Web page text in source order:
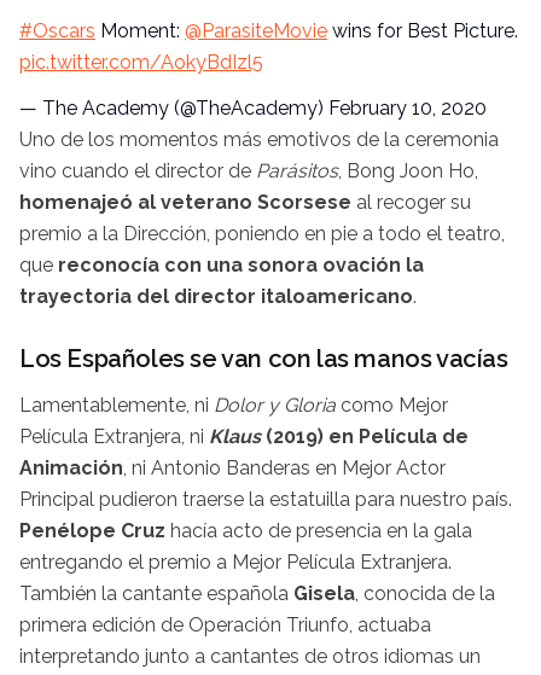
#Oscars Moment: @ParasiteMovie wins for Best Picture.
pic.twitter.com/AokyBdIzl5
— The Academy (@TheAcademy) February 10, 2020
Uno de los momentos más emotivos de la ceremonia
vino cuando el director de Parásitos, Bong Joon Ho,
homenajeó al veterano Scorsese al recoger su
premio a la Dirección, poniendo en pie a todo el teatro,
que reconocía con una sonora ovación la
trayectoria del director italoamericano.
Los Españoles se van con las manos vacías
Lamentablemente, ni Dolor y Gloria como Mejor
Película Extranjera, ni Klaus(2019) en Película de
Animación, ni Antonio Banderas en Mejor Actor
Principal pudieron traerse la estatuilla para nuestro país.
Penélope Cruz hacía acto de presencia en la gala
entregando el premio a Mejor Película Extranjera.
También la cantante española Gisela, conocida de la
primera edición de Operación Triunfo, actuaba
interpretando junto a cantantes de otros idiomas un